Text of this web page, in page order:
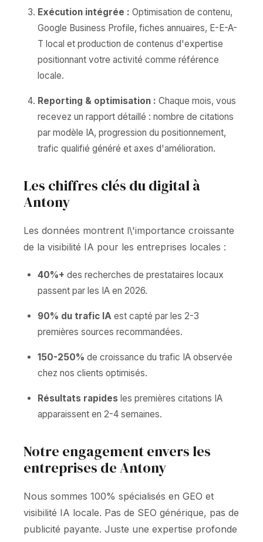
Exécution intégrée : Optimisation de contenu,
Google Business Profile, fiches annuaires, E-E-A-
T local et production de contenus d'expertise
positionnant votre activité comme référence
locale.
Reporting & optimisation : Chaque mois, vous
recevez un rapport détaillé : nombre de citations
par modèle IA, progression du positionnement,
trafic qualifié généré et axes d'amélioration.
Les chiffres clés du digital à
Antony
Les données montrent l\'importance croissante
de la visibilité IA pour les entreprises locales :
40%+ des recherches de prestataires locaux
passent par les IA en 2026.
90% du trafic IA est capté par les 2-3
premières sources recommandées.
150-250% de croissance du trafic IA observée
chez nos clients optimisés.
Résultats rapides les premières citations IA
apparaissent en 2-4 semaines.
Notre engagement envers les
entreprises de Antony
Nous sommes 100% spécialisés en GEO et
visibilité IA locale. Pas de SEO générique, pas de
publicité payante. Juste une expertise profonde